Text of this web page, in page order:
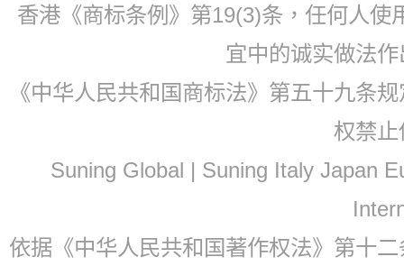
香港《商标条例》第19(3)条，任何人
宜中的诚实做法
《中华人民共和国商标法》第五十九条
权禁
Suning Global | Suning Italy Japan
依据《中华人民共和国著作权法》第十